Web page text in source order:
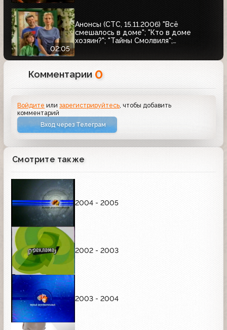
02:05
Анонсы (СТС, 15.11.2006) "Всё
смешалось в доме"; "Кто в доме
хозяин?"; "Тайны Смолвиля";
Комментарии 0
Войдите илизарегистрируйтесь, чтобы добавить
комментарий
Вход через Телеграм
Смотрите также
2004 - 2005
2002 - 2003
2003 - 2004